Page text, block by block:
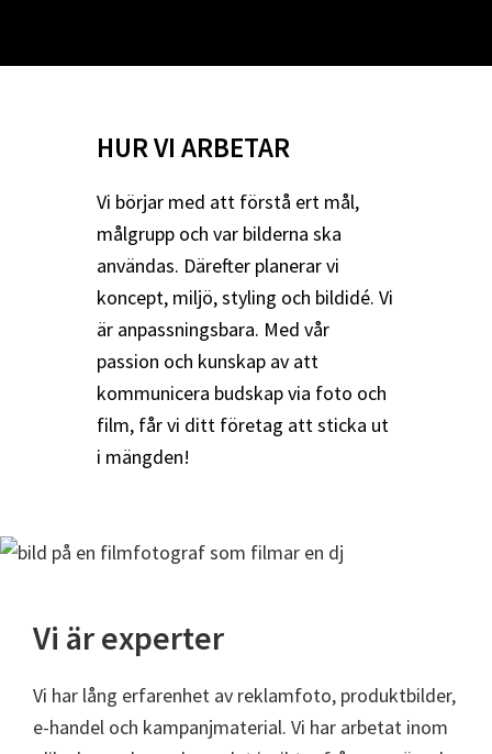
HUR VI ARBETAR
Vi börjar med att förstå ert mål,
målgrupp och var bilderna ska
användas. Därefter planerar vi
koncept, miljö, styling och bildidé. Vi
är anpassningsbara. Med vår
passion och kunskap av att
kommunicera budskap via foto och
film, får vi ditt företag att sticka ut
i mängden!
Vi är experter
Vi har lång erfarenhet av reklamfoto, produktbilder,
e-handel och kampanjmaterial. Vi har arbetat inom